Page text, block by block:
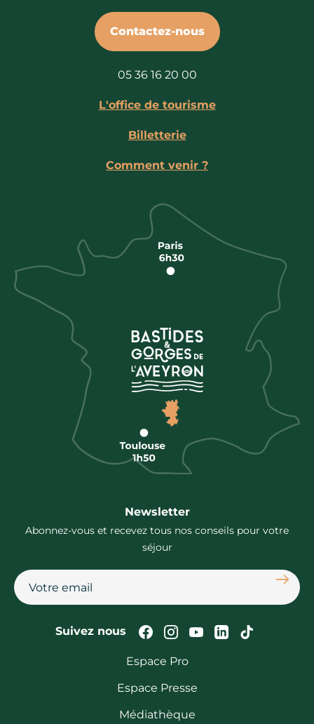
Contactez-nous
05 36 16 20 00
L'office de tourisme
Billetterie
Comment venir ?
Newsletter
Abonnez-vous et recevez tous nos conseils pour votre
séjour
Suivez nous Suivez-nous sur
Suivez-nous sur
Suivez-nous
Suivez-Suivez-
Espace Pro
Espace Presse
Médiathèque